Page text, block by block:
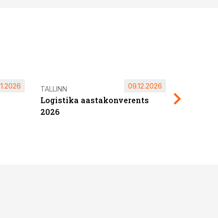
TALLINN
Logistika aastakonverents
2026
09.12.2026